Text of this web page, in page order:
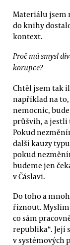
Materiálu jsem
do knihy
kontext.
Proč má smysl
korupce?
Chtěl jsem tak
například na
nemocnic,
průšvih, a jestli
Pokud
další kauzy
pokud
budeme jen
v Čáslavi.
Do toho a
říznout. Myslím
co sám
republika“. Její
v systémových